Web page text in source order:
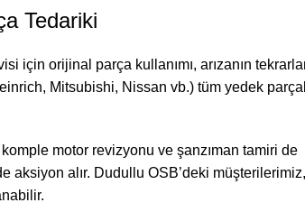
Tedariki
için orijinal parça kullanımı, arızanın
Mitsubishi, Nissan vb.) tüm yedek
motor revizyonu ve şanzıman tamiri de
aksiyon alır. Dudullu OSB’deki